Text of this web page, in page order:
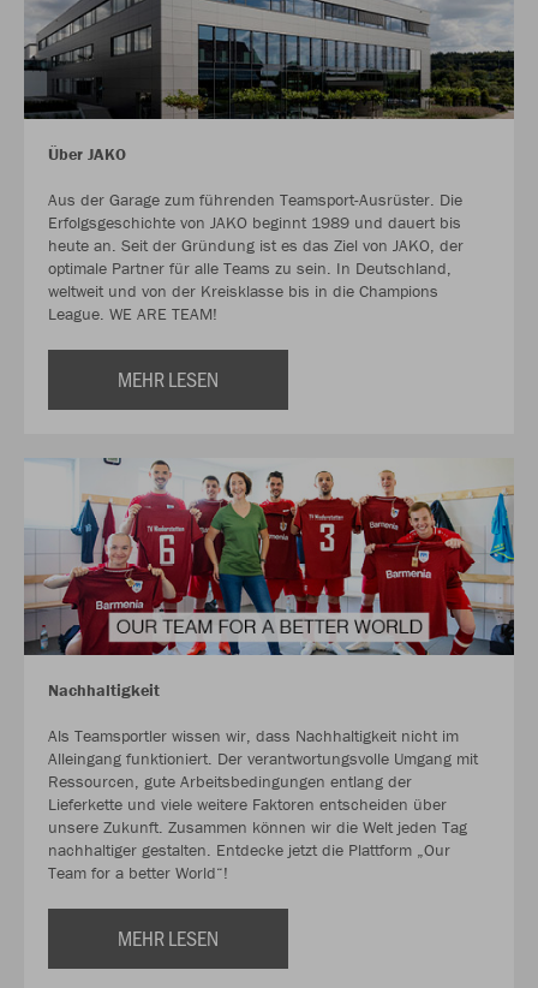
Über JAKO
Aus der Garage zum führenden Teamsport-Ausrüster. Die
Erfolgsgeschichte von JAKO beginnt 1989 und dauert bis
heute an. Seit der Gründung ist es das Ziel von JAKO, der
optimale Partner für alle Teams zu sein. In Deutschland,
weltweit und von der Kreisklasse bis in die Champions
League. WE ARE TEAM!
MEHR LESEN
Nachhaltigkeit
Als Teamsportler wissen wir, dass Nachhaltigkeit nicht im
Alleingang funktioniert. Der verantwortungsvolle Umgang mit
Ressourcen, gute Arbeitsbedingungen entlang der
Lieferkette und viele weitere Faktoren entscheiden über
unsere Zukunft. Zusammen können wir die Welt jeden Tag
nachhaltiger gestalten. Entdecke jetzt die Plattform „Our
Team for a better World“!
MEHR LESEN